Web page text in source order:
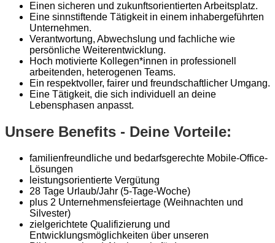
Einen sicheren und zukunftsorientierten Arbeitsplatz.
Eine sinnstiftende Tätigkeit in einem inhabergeführten
Unternehmen.
Verantwortung, Abwechslung und fachliche wie
persönliche Weiterentwicklung.
Hoch motivierte Kollegen*innen in professionell
arbeitenden, heterogenen Teams.
Ein respektvoller, fairer und freundschaftlicher Umgang.
Eine Tätigkeit, die sich individuell an deine
Lebensphasen anpasst.
Unsere Benefits - Deine Vorteile:
familienfreundliche und bedarfsgerechte Mobile-Office-
Lösungen
leistungsorientierte Vergütung
28 Tage Urlaub/Jahr (5-Tage-Woche)
plus 2 Unternehmensfeiertage (Weihnachten und
Silvester)
zielgerichtete Qualifizierung und
Entwicklungsmöglichkeiten über unseren